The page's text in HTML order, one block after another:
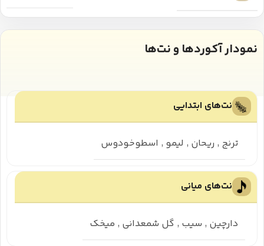
نمودار آکوردها و نت‌ها
نت‌های ابتدایی
ترنج , ریحان , لیمو , اسطوخودوس
نت‌های میانی
دارچین , سیب , گل شمعدانی , میخک